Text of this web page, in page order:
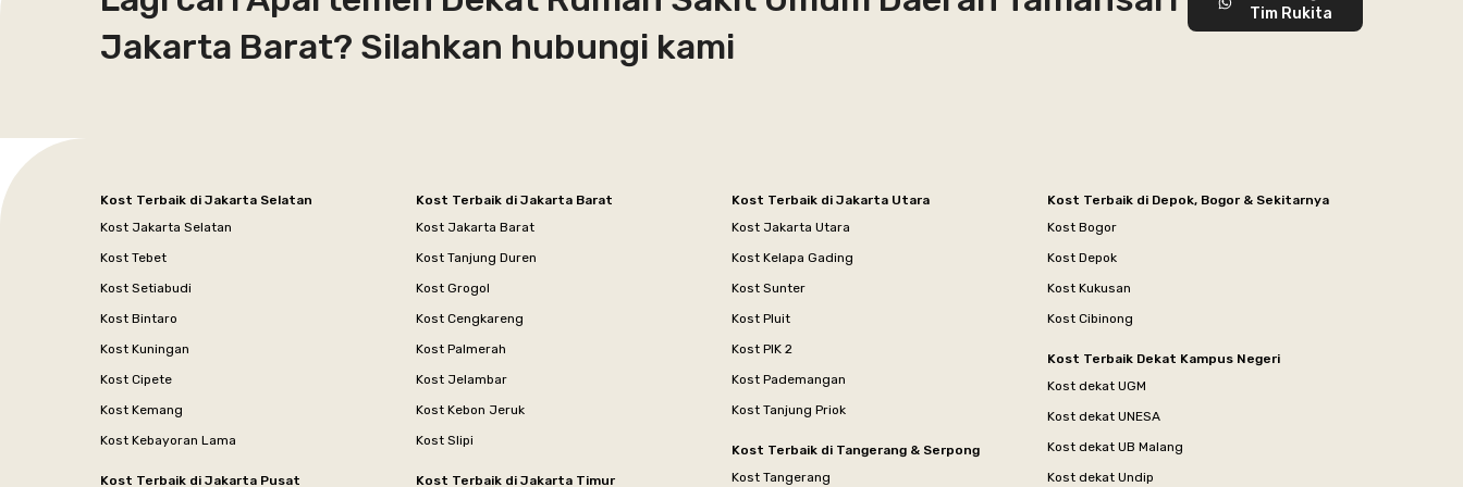
Jakarta Barat? Silahkan hubungi kami
Tim Rukita
Kost Terbaik di Jakarta Selatan
Kost Jakarta Selatan
Kost Tebet
Kost Setiabudi
Kost Bintaro
Kost Kuningan
Kost Cipete
Kost Kemang
Kost Kebayoran Lama
Kost Terbaik di Jakarta Pusat
Kost Terbaik di Jakarta Barat
Kost Jakarta Barat
Kost Tanjung Duren
Kost Grogol
Kost Cengkareng
Kost Palmerah
Kost Jelambar
Kost Kebon Jeruk
Kost Slipi
Kost Terbaik di Jakarta Timur
Kost Terbaik di Jakarta Utara
Kost Jakarta Utara
Kost Kelapa Gading
Kost Sunter
Kost Pluit
Kost PIK 2
Kost Pademangan
Kost Tanjung Priok
Kost Terbaik di Tangerang & Serpong
Kost Tangerang
Kost Terbaik di Depok, Bogor & Sekitarnya
Kost Bogor
Kost Depok
Kost Kukusan
Kost Cibinong
Kost Terbaik Dekat Kampus Negeri
Kost dekat UGM
Kost dekat UNESA
Kost dekat UB Malang
Kost dekat Undip